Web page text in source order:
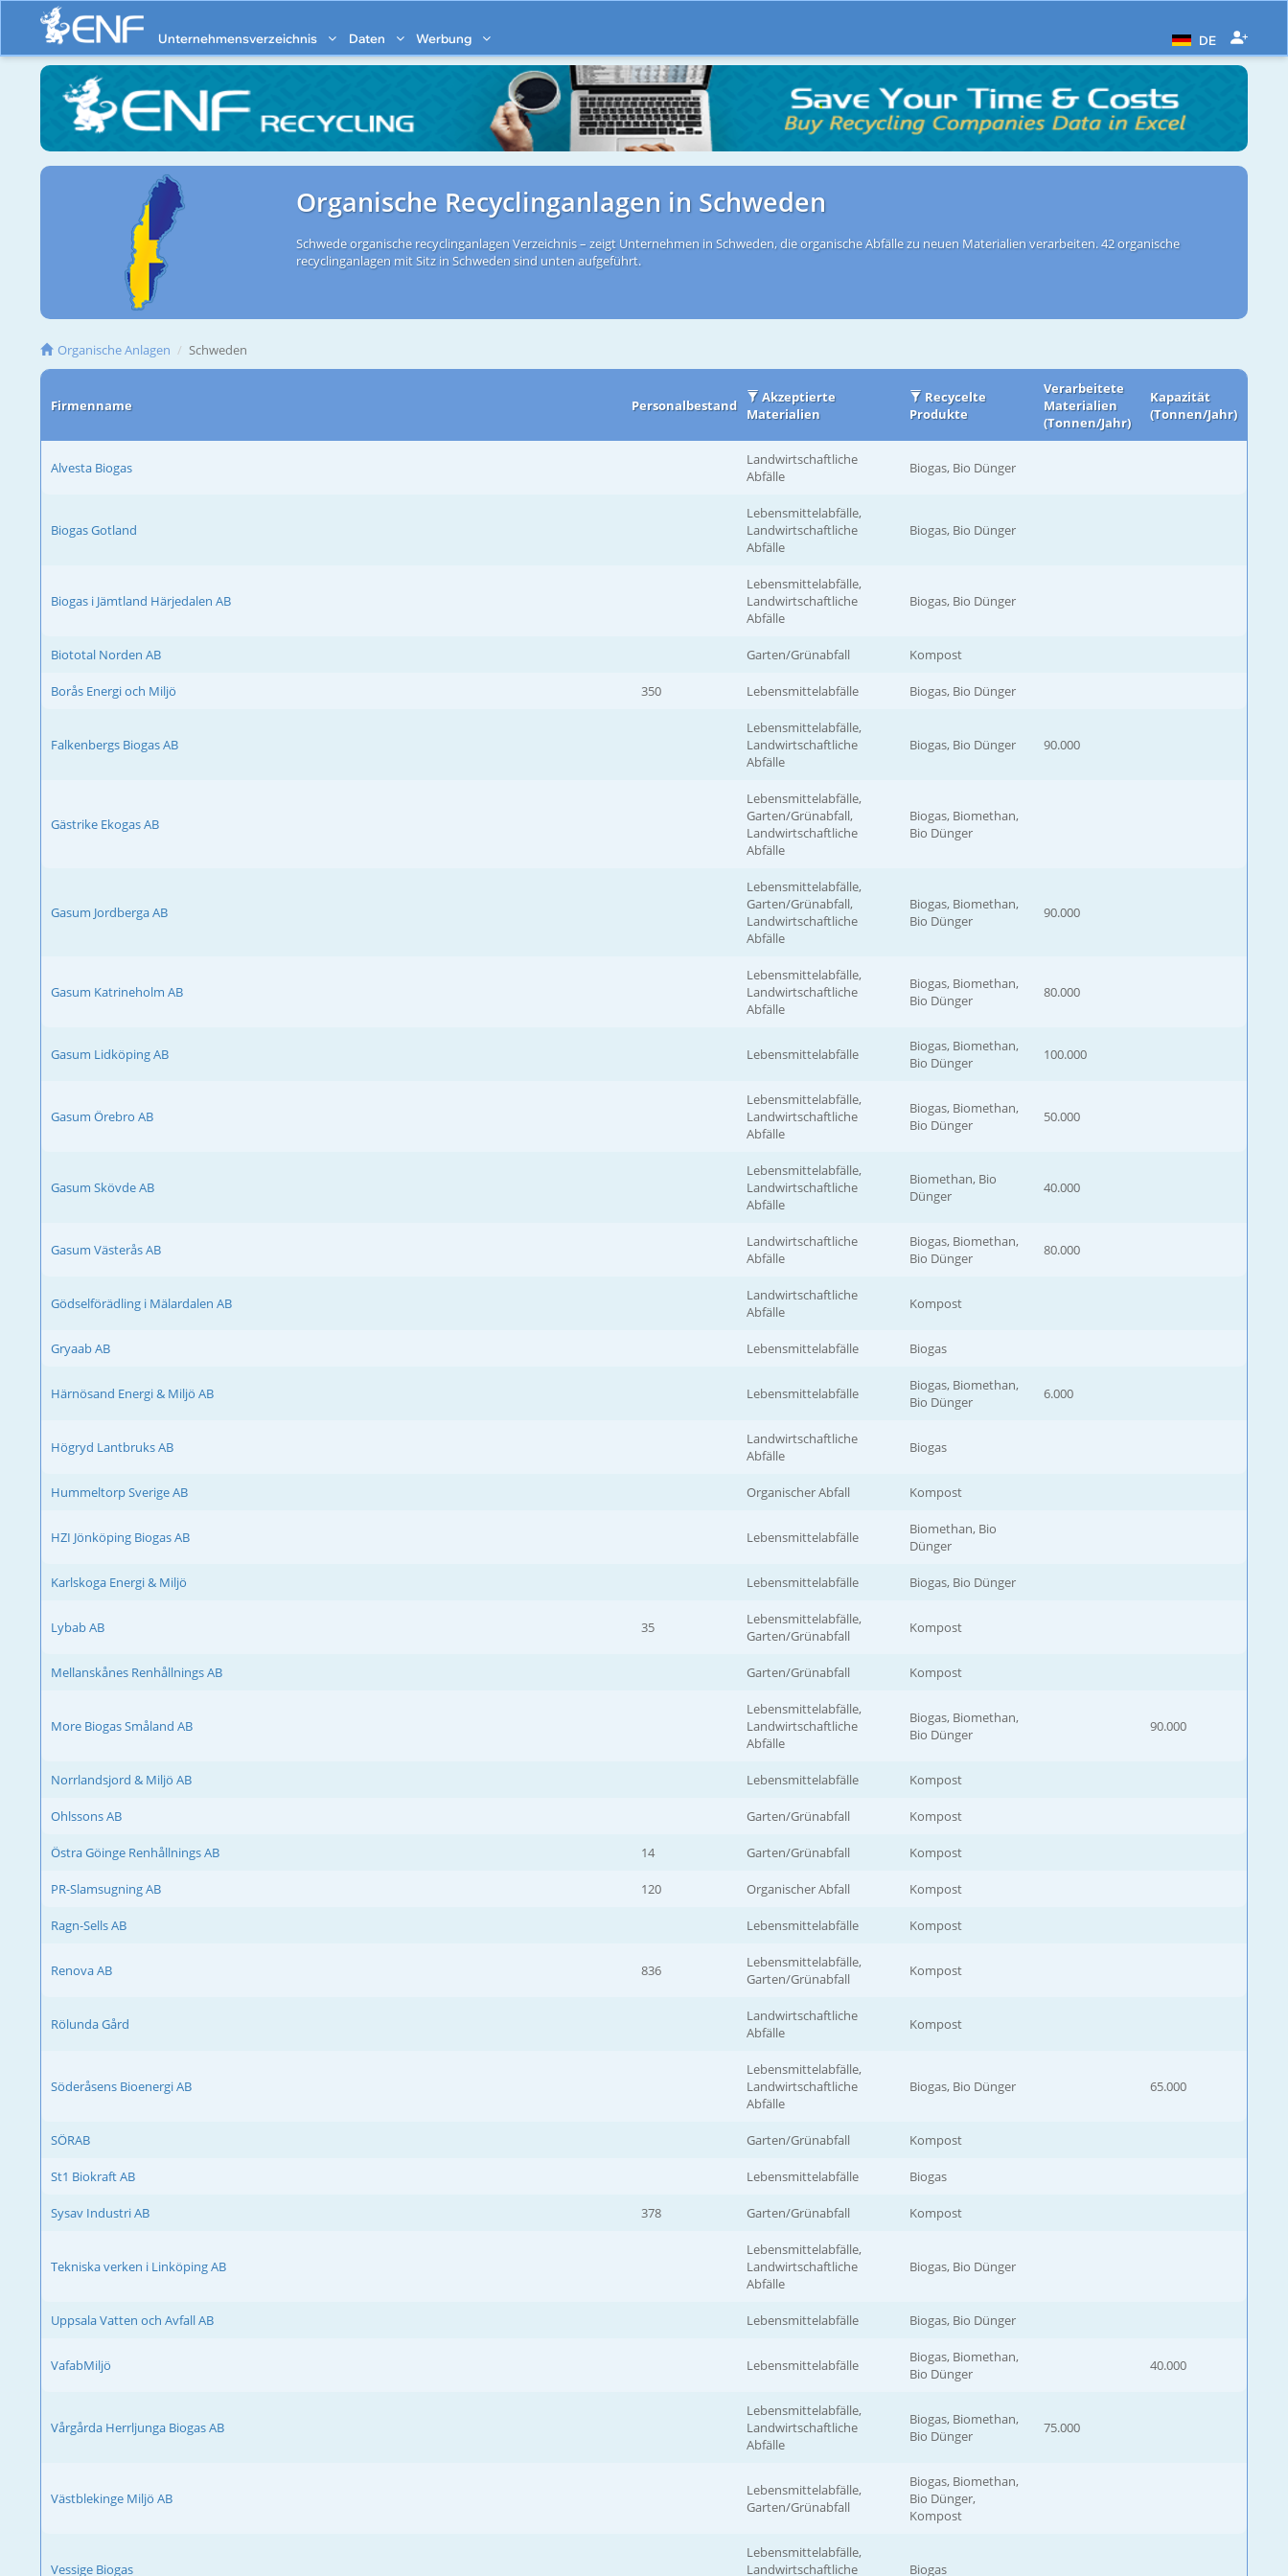
Unternehmensverzeichnis Daten Werbung DE
Organische Recyclinganlagen in Schweden
Schwede organische recyclinganlagen Verzeichnis – zeigt Unternehmen in Schweden, die organische Abfälle zu neuen Materialien verarbeiten. 42 organische
recyclinganlagen mit Sitz in Schweden sind unten aufgeführt.
Organische Anlagen Schweden
Firmenname Personalbestand
Akzeptierte
Materialien
Recycelte
Produkte
Verarbeitete
Materialien
(Tonnen/Jahr)
Kapazität
(Tonnen/Jahr)
Alvesta Biogas
Landwirtschaftliche
Abfälle
Biogas, Bio Dünger
Biogas Gotland
Lebensmittelabfälle,
Landwirtschaftliche
Abfälle
Biogas, Bio Dünger
Biogas i Jämtland Härjedalen AB
Lebensmittelabfälle,
Landwirtschaftliche
Abfälle
Biogas, Bio Dünger
Biototal Norden AB Garten/Grünabfall Kompost
Borås Energi och Miljö 350 Lebensmittelabfälle Biogas, Bio Dünger
Falkenbergs Biogas AB
Lebensmittelabfälle,
Landwirtschaftliche
Abfälle
Biogas, Bio Dünger 90.000
Gästrike Ekogas AB
Lebensmittelabfälle,
Garten/Grünabfall,
Landwirtschaftliche
Abfälle
Biogas, Biomethan,
Bio Dünger
Gasum Jordberga AB
Lebensmittelabfälle,
Garten/Grünabfall,
Landwirtschaftliche
Abfälle
Biogas, Biomethan,
Bio Dünger
90.000
Gasum Katrineholm AB
Lebensmittelabfälle,
Landwirtschaftliche
Abfälle
Biogas, Biomethan,
Bio Dünger
80.000
Gasum Lidköping AB Lebensmittelabfälle
Biogas, Biomethan,
Bio Dünger
100.000
Gasum Örebro AB
Lebensmittelabfälle,
Landwirtschaftliche
Abfälle
Biogas, Biomethan,
Bio Dünger
50.000
Gasum Skövde AB
Lebensmittelabfälle,
Landwirtschaftliche
Abfälle
Biomethan, Bio
Dünger
40.000
Gasum Västerås AB
Landwirtschaftliche
Abfälle
Biogas, Biomethan,
Bio Dünger
80.000
Gödselförädling i Mälardalen AB
Landwirtschaftliche
Abfälle
Kompost
Gryaab AB Lebensmittelabfälle Biogas
Härnösand Energi & Miljö AB Lebensmittelabfälle
Biogas, Biomethan,
Bio Dünger
6.000
Högryd Lantbruks AB
Landwirtschaftliche
Abfälle
Biogas
Hummeltorp Sverige AB Organischer Abfall Kompost
HZI Jönköping Biogas AB Lebensmittelabfälle
Biomethan, Bio
Dünger
Karlskoga Energi & Miljö Lebensmittelabfälle Biogas, Bio Dünger
Lybab AB 35
Lebensmittelabfälle,
Garten/Grünabfall
Kompost
Mellanskånes Renhållnings AB Garten/Grünabfall Kompost
More Biogas Småland AB
Lebensmittelabfälle,
Landwirtschaftliche
Abfälle
Biogas, Biomethan,
Bio Dünger
90.000
Norrlandsjord & Miljö AB Lebensmittelabfälle Kompost
Ohlssons AB Garten/Grünabfall Kompost
Östra Göinge Renhållnings AB 14 Garten/Grünabfall Kompost
PR-Slamsugning AB 120 Organischer Abfall Kompost
Ragn-Sells AB Lebensmittelabfälle Kompost
Renova AB 836
Lebensmittelabfälle,
Garten/Grünabfall
Kompost
Rölunda Gård
Landwirtschaftliche
Abfälle
Kompost
Söderåsens Bioenergi AB
Lebensmittelabfälle,
Landwirtschaftliche
Abfälle
Biogas, Bio Dünger 65.000
SÖRAB Garten/Grünabfall Kompost
St1 Biokraft AB Lebensmittelabfälle Biogas
Sysav Industri AB 378 Garten/Grünabfall Kompost
Tekniska verken i Linköping AB
Lebensmittelabfälle,
Landwirtschaftliche
Abfälle
Biogas, Bio Dünger
Uppsala Vatten och Avfall AB Lebensmittelabfälle Biogas, Bio Dünger
VafabMiljö Lebensmittelabfälle
Biogas, Biomethan,
Bio Dünger
40.000
Vårgårda Herrljunga Biogas AB
Lebensmittelabfälle,
Landwirtschaftliche
Abfälle
Biogas, Biomethan,
Bio Dünger
75.000
Västblekinge Miljö AB
Lebensmittelabfälle,
Garten/Grünabfall
Biogas, Biomethan,
Bio Dünger,
Kompost
Vessige Biogas
Lebensmittelabfälle,
Landwirtschaftliche
Biogas